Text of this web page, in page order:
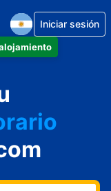
Iniciar sesión